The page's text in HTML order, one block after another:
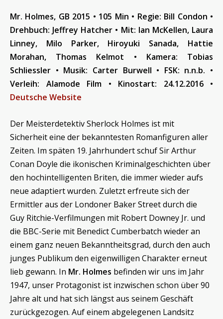
Mr. Holmes, GB 2015 • 105 Min • Regie: Bill Condon •
Drehbuch: Jeffrey Hatcher • Mit: Ian McKellen, Laura
Linney, Milo Parker, Hiroyuki Sanada, Hattie
Morahan, Thomas Kelmot • Kamera: Tobias
Schliessler • Musik: Carter Burwell • FSK: n.n.b. •
Verleih: Alamode Film • Kinostart: 24.12.2016 •
Deutsche Website
Der Meisterdetektiv Sherlock Holmes ist mit
Sicherheit eine der bekanntesten Romanfiguren aller
Zeiten. Im späten 19. Jahrhundert schuf Sir Arthur
Conan Doyle die ikonischen Kriminalgeschichten über
den hochintelligenten Briten, die immer wieder aufs
neue adaptiert wurden. Zuletzt erfreute sich der
Ermittler aus der Londoner Baker Street durch die
Guy Ritchie-Verfilmungen mit Robert Downey Jr. und
die BBC-Serie mit Benedict Cumberbatch wieder an
einem ganz neuen Bekanntheitsgrad, durch den auch
junges Publikum den eigenwilligen Charakter erneut
lieb gewann. In Mr. Holmes befinden wir uns im Jahr
1947, unser Protagonist ist inzwischen schon über 90
Jahre alt und hat sich längst aus seinem Geschäft
zurückgezogen. Auf einem abgelegenen Landsitz